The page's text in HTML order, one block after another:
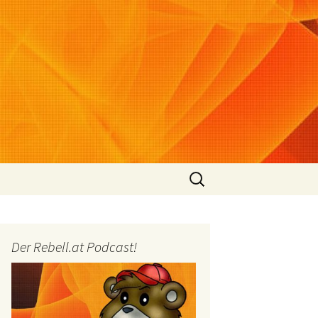
Suchen
nach:
Der Rebell.at Podcast!